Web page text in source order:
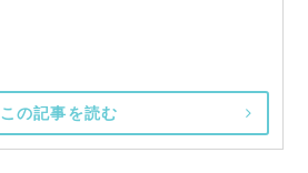
この記事を読む